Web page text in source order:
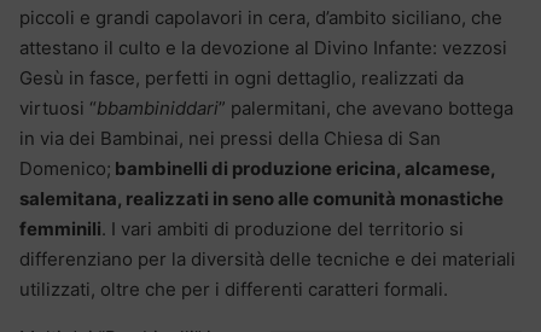
piccoli e grandi capolavori in cera, d’ambito siciliano, che
attestano il culto e la devozione al Divino Infante: vezzosi
Gesù in fasce, perfetti in ogni dettaglio, realizzati da
virtuosi “bbambiniddari” palermitani, che avevano bottega
in via dei Bambinai, nei pressi della Chiesa di San
Domenico; bambinelli di produzione ericina, alcamese,
salemitana, realizzati in seno alle comunità monastiche
femminili. I vari ambiti di produzione del territorio si
differenziano per la diversità delle tecniche e dei materiali
utilizzati, oltre che per i differenti caratteri formali.